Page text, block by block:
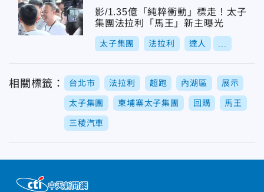
影/1.35億「純粹衝動」標走！太子
集團法拉利「馬王」新主曝光
太子集團 法拉利 達人
相關標籤： 台北市 法拉利 超跑 內湖區 展示
太子集團 柬埔寨太子集團 回購 馬王
三稜汽車